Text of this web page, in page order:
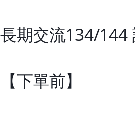
長期交流134/144
【下單前】